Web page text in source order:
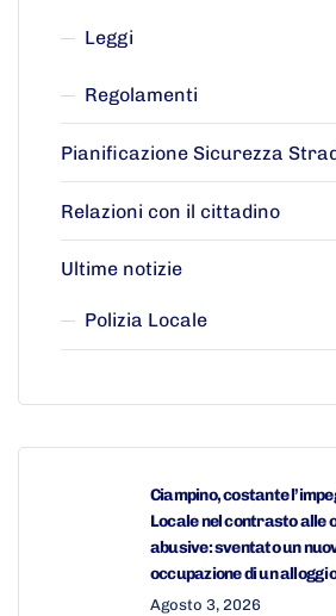
Leggi
Regolamenti
Pianificazione Sicurezza
Relazioni con il cittadino
Ultime notizie
Polizia Locale
Ciampino, costante
Locale nel contrasto alle
abusive: sventato un
occupazione di un
Agosto 3, 2026